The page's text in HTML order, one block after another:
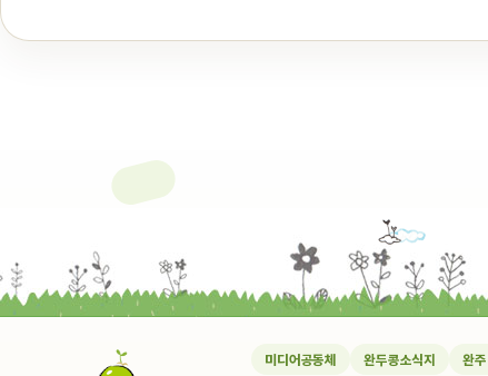
미디어공동체 완두콩소식지 완